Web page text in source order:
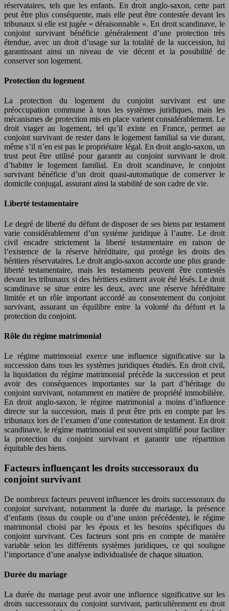
réservataires, tels que les enfants. En droit anglo-saxon, cette part
peut être plus conséquente, mais elle peut être contestée devant les
tribunaux si elle est jugée « déraisonnable ». En droit scandinave, le
conjoint survivant bénéficie généralement d’une protection très
étendue, avec un droit d’usage sur la totalité de la succession, lui
garantissant ainsi un niveau de vie décent et la possibilité de
conserver son logement.
Protection du logement
La protection du logement du conjoint survivant est une
préoccupation commune à tous les systèmes juridiques, mais les
mécanismes de protection mis en place varient considérablement. Le
droit viager au logement, tel qu’il existe en France, permet au
conjoint survivant de rester dans le logement familial sa vie durant,
même s’il n’en est pas le propriétaire légal. En droit anglo-saxon, un
trust peut être utilisé pour garantir au conjoint survivant le droit
d’habiter le logement familial. En droit scandinave, le conjoint
survivant bénéficie d’un droit quasi-automatique de conserver le
domicile conjugal, assurant ainsi la stabilité de son cadre de vie.
Liberté testamentaire
Le degré de liberté du défunt de disposer de ses biens par testament
varie considérablement d’un système juridique à l’autre. Le droit
civil encadre strictement la liberté testamentaire en raison de
l’existence de la réserve héréditaire, qui protège les droits des
héritiers réservataires. Le droit anglo-saxon accorde une plus grande
liberté testamentaire, mais les testaments peuvent être contestés
devant les tribunaux si des héritiers estiment avoir été lésés. Le droit
scandinave se situe entre les deux, avec une réserve héréditaire
limitée et un rôle important accordé au consentement du conjoint
survivant, assurant un équilibre entre la volonté du défunt et la
protection du conjoint.
Rôle du régime matrimonial
Le régime matrimonial exerce une influence significative sur la
succession dans tous les systèmes juridiques étudiés. En droit civil,
la liquidation du régime matrimonial précède la succession et peut
avoir des conséquences importantes sur la part d’héritage du
conjoint survivant, notamment en matière de propriété immobilière.
En droit anglo-saxon, le régime matrimonial a moins d’influence
directe sur la succession, mais il peut être pris en compte par les
tribunaux lors de l’examen d’une contestation de testament. En droit
scandinave, le régime matrimonial est souvent simplifié pour faciliter
la protection du conjoint survivant et garantir une répartition
équitable des biens.
Facteurs influençant les droits successoraux du
conjoint survivant
De nombreux facteurs peuvent influencer les droits successoraux du
conjoint survivant, notamment la durée du mariage, la présence
d’enfants (issus du couple ou d’une union précédente), le régime
matrimonial choisi par les époux et les besoins spécifiques du
conjoint survivant. Ces facteurs sont pris en compte de manière
variable selon les différents systèmes juridiques, ce qui souligne
l’importance d’une analyse individualisée de chaque situation.
Durée du mariage
La durée du mariage peut avoir une influence significative sur les
droits successoraux du conjoint survivant, particulièrement en droit